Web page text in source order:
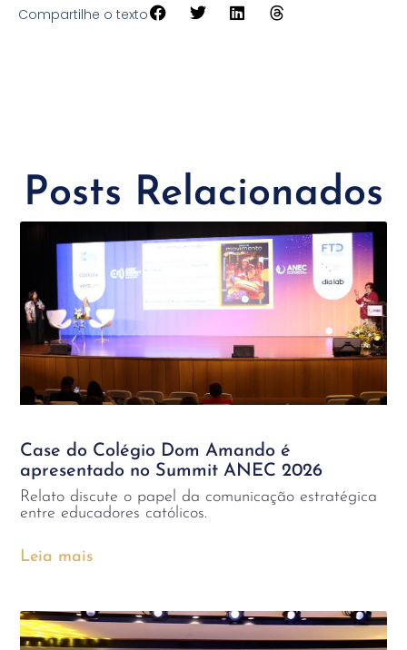
Compartilhe o texto
Posts Relacionados
Case do Colégio Dom Amando é
apresentado no Summit ANEC 2026
Relato discute o papel da comunicação estratégica
entre educadores católicos.
Leia mais